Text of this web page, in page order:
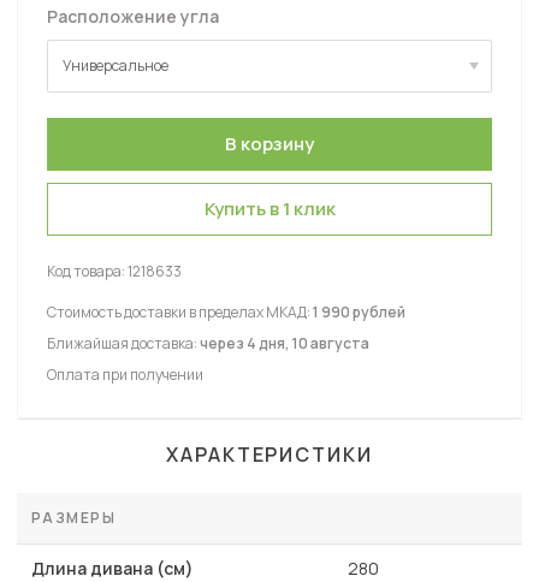
Расположение угла
Универсальное
Универсальное
Купить в 1 клик
Код товара:1218633
Стоимость доставки в пределах МКАД:1 990 рублей
Ближайшая доставка:через 4 дня, 10 августа
Оплата при получении
ХАРАКТЕРИСТИКИ
РАЗМЕРЫ
Длина дивана (см) 280